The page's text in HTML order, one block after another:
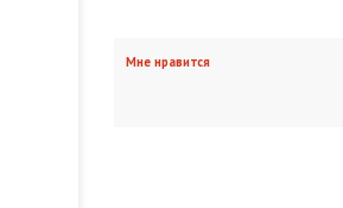
Мне нравится